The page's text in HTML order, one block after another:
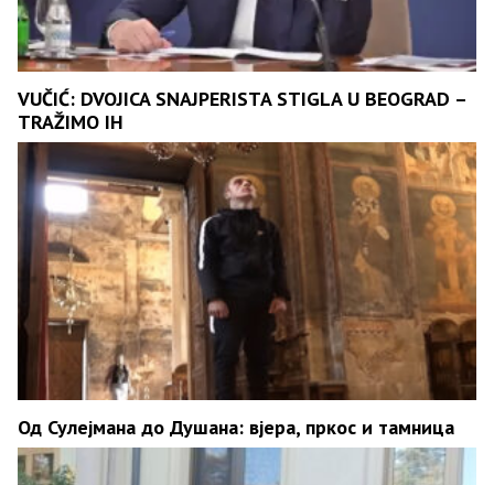
VUČIĆ: DVOJICA SNAJPERISTA STIGLA U BEOGRAD –
TRAŽIMO IH
Од Сулејмана до Душана: вјера, пркос и тамница